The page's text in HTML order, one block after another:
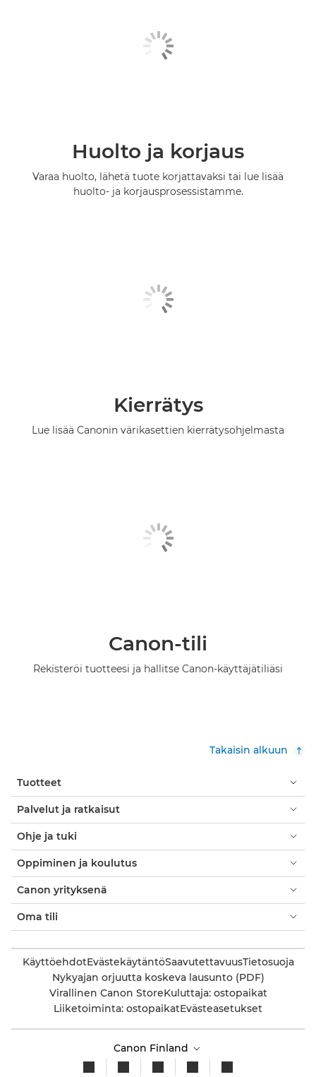
Huolto ja korjaus
Varaa huolto, lähetä tuote korjattavaksi tai lue lisää
huolto- ja korjausprosessistamme.
Kierrätys
Lue lisää Canonin värikasettien kierrätysohjelmasta
Canon-tili
Rekisteröi tuotteesi ja hallitse Canon-käyttäjätiliäsi
Takaisin alkuun
Tuotteet
Palvelut ja ratkaisut
Ohje ja tuki
Oppiminen ja koulutus
Canon yrityksenä
Oma tili
KäyttöehdotEvästekäytäntöSaavutettavuusTietosuoja
Nykyajan orjuutta koskeva lausunto (PDF)
Virallinen Canon StoreKuluttaja: ostopaikat
Liiketoiminta: ostopaikatEvästeasetukset
Canon Finland